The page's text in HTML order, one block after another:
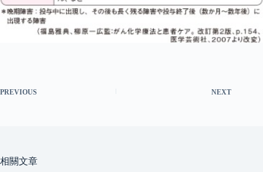
PREVIOUS NEXT
相關文章